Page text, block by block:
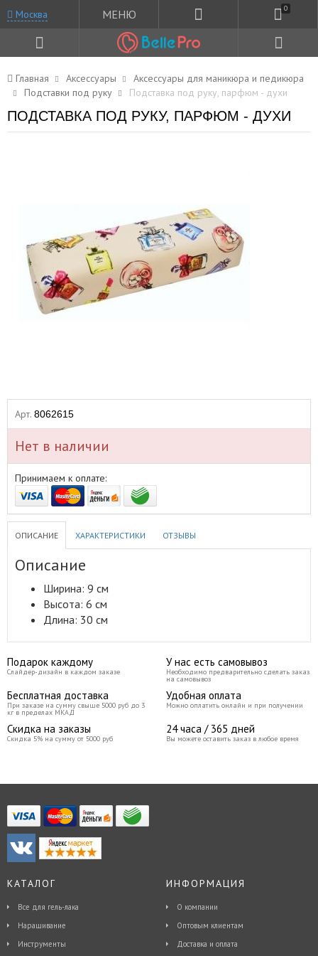
Москва МЕНЮ 0
Главная Аксессуары
Аксессуары для маникюра и педикюра
Подставки под руку
Подставка под руку, парфюм - духи
ПОДСТАВКА ПОД РУКУ, ПАРФЮМ - ДУХИ
Арт. 8062615
Нет в наличии
Принимаем к оплате:
ОПИСАНИЕ ХАРАКТЕРИСТИКИ ОТЗЫВЫ
Описание
Ширина: 9 см
Высота: 6 см
Длина: 30 см
Подарок каждому
Слайдер-дизайн в каждом заказе
У нас есть самовывоз
Необходимо предварительно сделать заказ
на самовывоз
Бесплатная доставка
При заказе на сумму свыше 5000 руб до 3
кг в пределах МКАД
Удобная оплата
Можно оплатить онлайн и при получении
Скидка на заказы
Скидка 5% на сумму от 5000 руб
24 часа / 365 дней
Вы можете оставить заказ в любое время
КАТАЛОГ
Все для гель-лака
Наращивание
Инструменты
ИНФОРМАЦИЯ
О компании
Оптовым клиентам
Доставка и оплата